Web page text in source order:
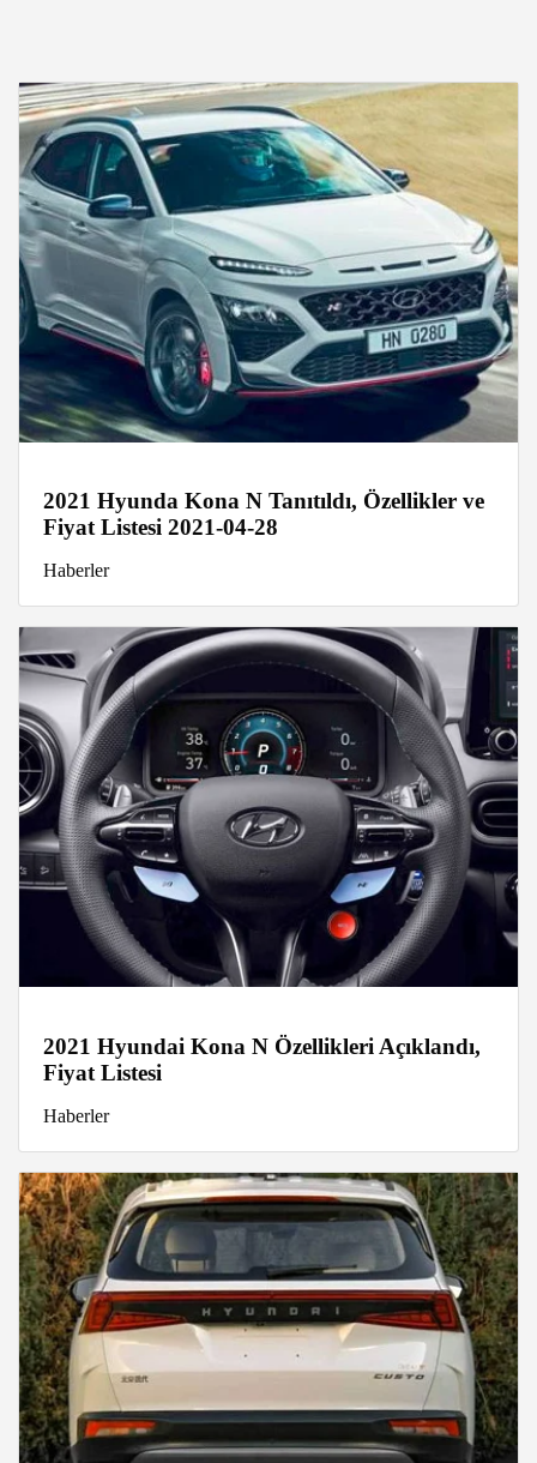
2021 Hyunda Kona N Tanıtıldı, Özellikler ve
Fiyat Listesi 2021-04-28
Haberler
2021 Hyundai Kona N Özellikleri Açıklandı,
Fiyat Listesi
Haberler